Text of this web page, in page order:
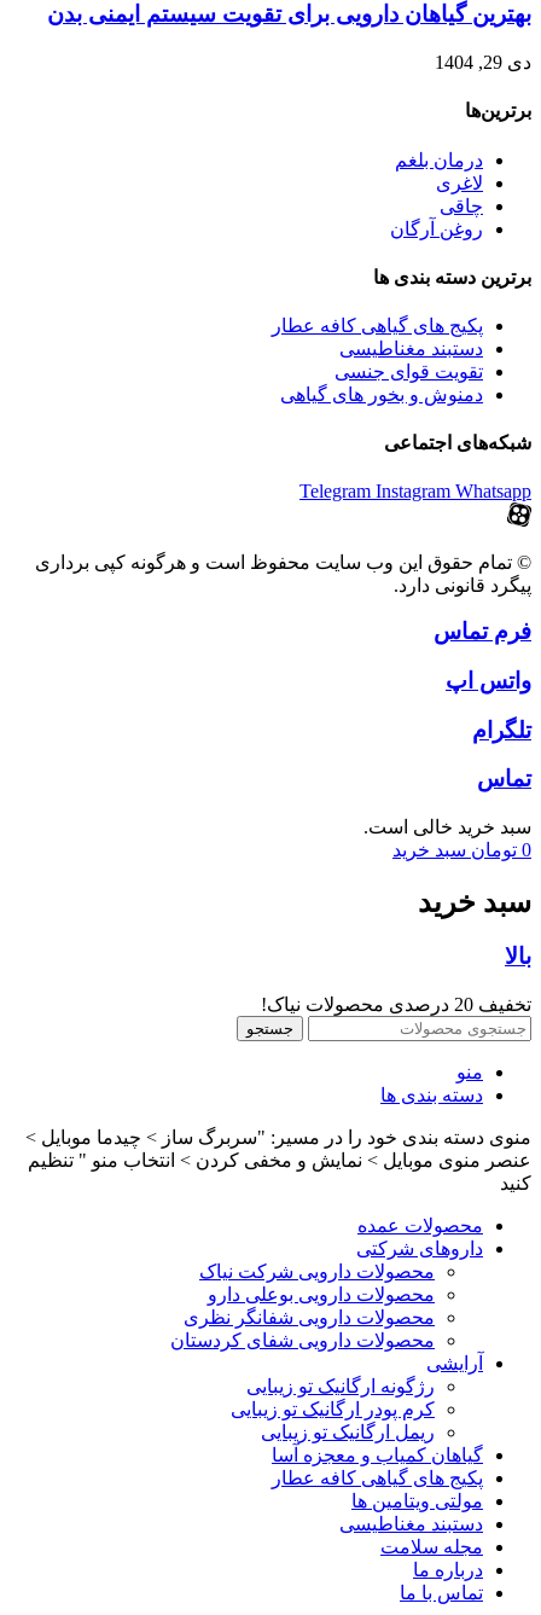
بهترین گیاهان دارویی برای تقویت سیستم ایمنی بدن
دی 29, 1404
برترین‌ها
درمان بلغم
لاغری
چاقی
روغن آرگان
برترین‌ دسته بندی ها
پکیج های گیاهی کافه عطار
دستبند مغناطیسی
تقویت قوای جنسی
دمنوش و بخور های گیاهی
شبکه‌های اجتماعی
Telegram Instagram Whatsapp
© تمام حقوق این وب سایت محفوظ است و هرگونه کپی برداری
پیگرد قانونی دارد.
فرم تماس
واتس اپ
تلگرام
تماس
سبد خرید خالی است.
0 تومان سبد خرید
سبد خرید
بالا
تخفیف 20 درصدی محصولات نیاک!
جستجو
منو
دسته بندی ها
منوی دسته بندی خود را در مسیر: "سربرگ ساز > چیدما موبایل >
عنصر منوی موبایل > نمایش و مخفی کردن > انتخاب منو " تنظیم
کنید
محصولات عمده
داروهای شرکتی
محصولات دارویی شرکت نیاک
محصولات دارویی بوعلی دارو
محصولات دارویی شفانگر نظری
محصولات دارویی شفای کردستان
آرایشی
رژگونه ارگانیک تو زیبایی
کرم پودر ارگانیک تو زیبایی
ریمل ارگانیک تو زیبایی
گیاهان کمیاب و معجزه آسا
پکیج های گیاهی کافه عطار
مولتی ویتامین ها
دستبند مغناطیسی
مجله سلامت
درباره ما
تماس با ما